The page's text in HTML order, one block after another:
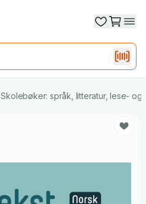
Skolebøker: språk, litteratur, lese-